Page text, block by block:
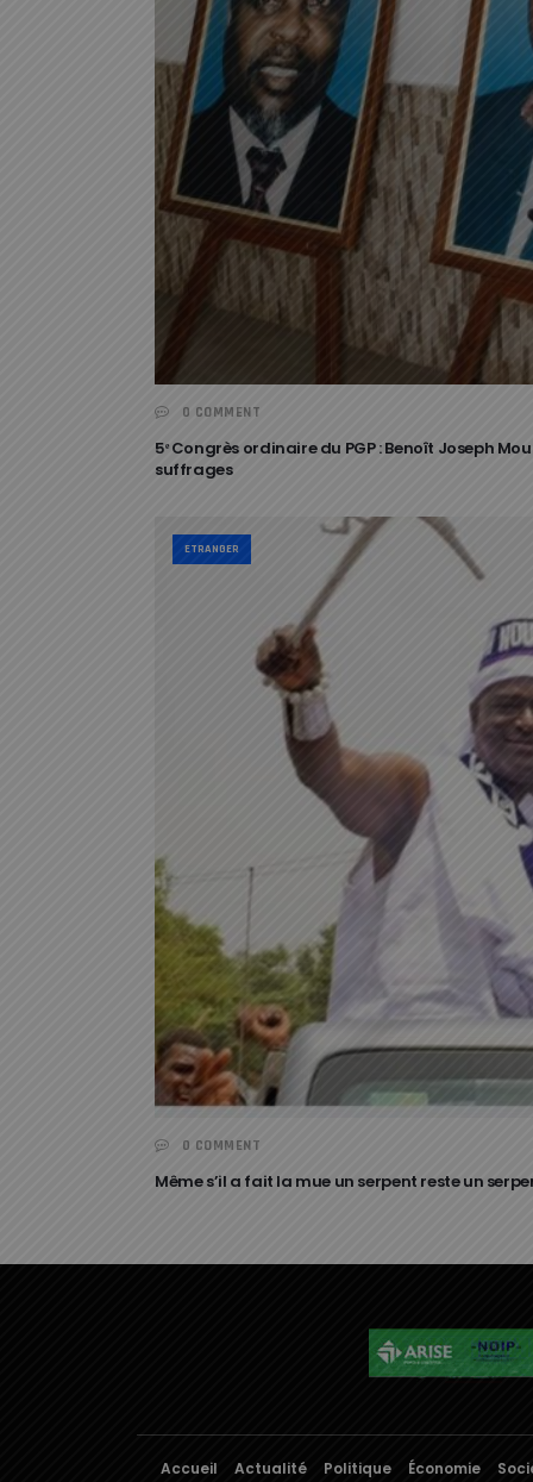
0 COMMENT
5ᵉ Congrès ordinaire du PGP : Benoît Joseph
suffrages
ETRANGER
0 COMMENT
Même s’il a fait la mue un serpent reste un
Accueil Actualité Politique Économie